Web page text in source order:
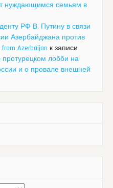
нуждающимся семьям в
РФ В. Путину в связи
Азербайджана против
Azerbaijan к записи
протурецком лобби на
и о провале внешней